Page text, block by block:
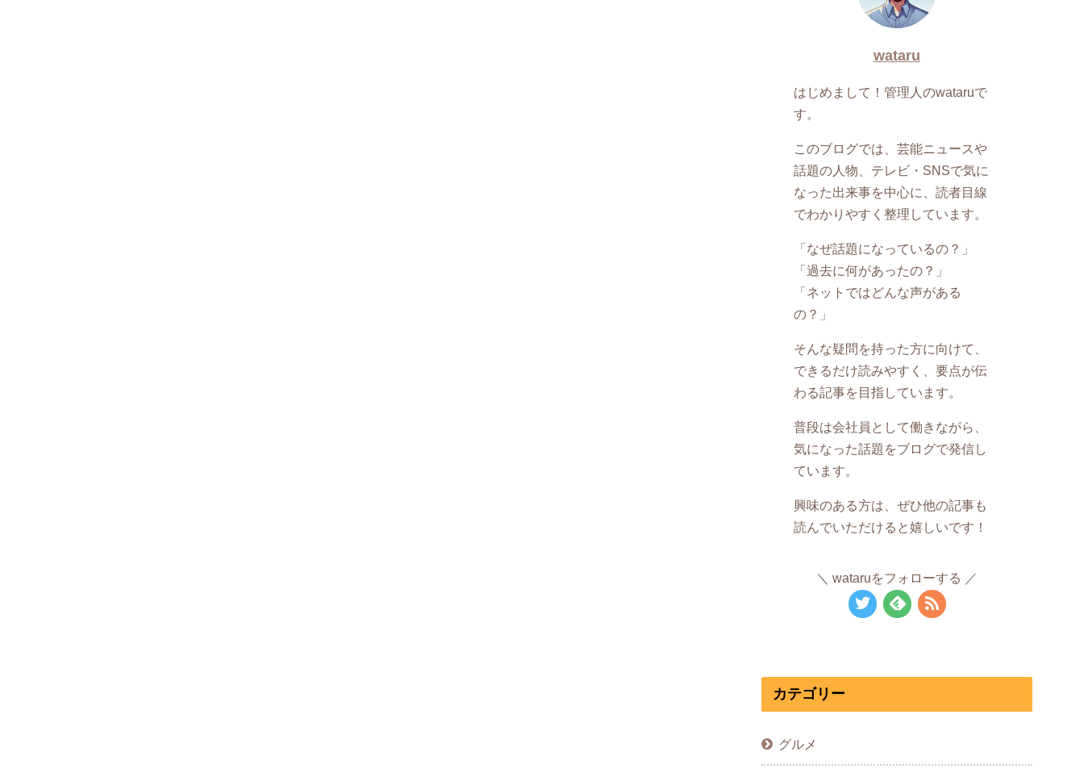
wataru
はじめまして！管理人のwataruで
す。
このブログでは、芸能ニュースや
話題の人物、テレビ・SNSで気に
なった出来事を中心に、読者目線
でわかりやすく整理しています。
「なぜ話題になっているの？」
「過去に何があったの？」
「ネットではどんな声がある
の？」
そんな疑問を持った方に向けて、
できるだけ読みやすく、要点が伝
わる記事を目指しています。
普段は会社員として働きながら、
気になった話題をブログで発信し
ています。
興味のある方は、ぜひ他の記事も
読んでいただけると嬉しいです！
wataruをフォローする
カテゴリー
グルメ